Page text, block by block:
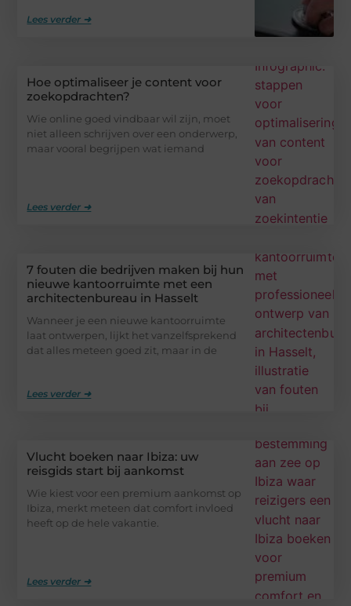
Lees verder ➜
Hoe optimaliseer je content voor
zoekopdrachten?
Wie online goed vindbaar wil zijn, moet
niet alleen schrijven over een onderwerp,
maar vooral begrijpen wat iemand
Lees verder ➜
7 fouten die bedrijven maken bij hun
nieuwe kantoorruimte met een
architectenbureau in Hasselt
Wanneer je een nieuwe kantoorruimte
laat ontwerpen, lijkt het vanzelfsprekend
dat alles meteen goed zit, maar in de
Lees verder ➜
Vlucht boeken naar Ibiza: uw
reisgids start bij aankomst
Wie kiest voor een premium aankomst op
Ibiza, merkt meteen dat comfort invloed
heeft op de hele vakantie.
Lees verder ➜